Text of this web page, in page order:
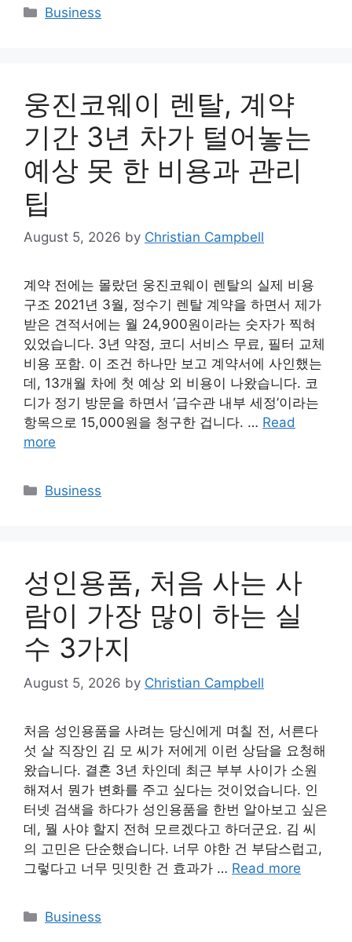
Categories
Business
웅진코웨이 렌탈, 계약
기간 3년 차가 털어놓는
예상 못 한 비용과 관리
팁
August 5, 2026 by Christian Campbell
계약 전에는 몰랐던 웅진코웨이 렌탈의 실제 비용
구조 2021년 3월, 정수기 렌탈 계약을 하면서 제가
받은 견적서에는 월 24,900원이라는 숫자가 찍혀
있었습니다. 3년 약정, 코디 서비스 무료, 필터 교체
비용 포함. 이 조건 하나만 보고 계약서에 사인했는
데, 13개월 차에 첫 예상 외 비용이 나왔습니다. 코
디가 정기 방문을 하면서 ‘급수관 내부 세정’이라는
항목으로 15,000원을 청구한 겁니다. … Read
more
Categories
Business
성인용품, 처음 사는 사
람이 가장 많이 하는 실
수 3가지
August 5, 2026 by Christian Campbell
처음 성인용품을 사려는 당신에게 며칠 전, 서른다
섯 살 직장인 김 모 씨가 저에게 이런 상담을 요청해
왔습니다. 결혼 3년 차인데 최근 부부 사이가 소원
해져서 뭔가 변화를 주고 싶다는 것이었습니다. 인
터넷 검색을 하다가 성인용품을 한번 알아보고 싶은
데, 뭘 사야 할지 전혀 모르겠다고 하더군요. 김 씨
의 고민은 단순했습니다. 너무 야한 건 부담스럽고,
그렇다고 너무 밋밋한 건 효과가 … Read more
Categories
Business